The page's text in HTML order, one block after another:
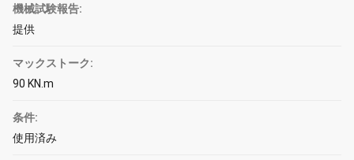
機械試験報告:
提供
マックストーク:
90 KN.m
条件:
使用済み